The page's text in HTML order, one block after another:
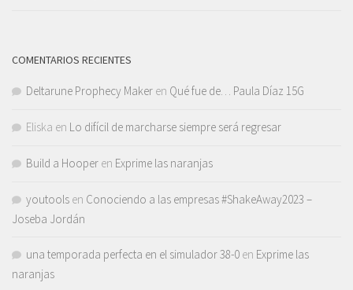
COMENTARIOS RECIENTES
Deltarune Prophecy Maker en Qué fue de… Paula Díaz 15G
Eliska en Lo difícil de marcharse siempre será regresar
Build a Hooper en Exprime las naranjas
youtools en Conociendo a las empresas #ShakeAway2023 –
Joseba Jordán
una temporada perfecta en el simulador 38-0 en Exprime las
naranjas